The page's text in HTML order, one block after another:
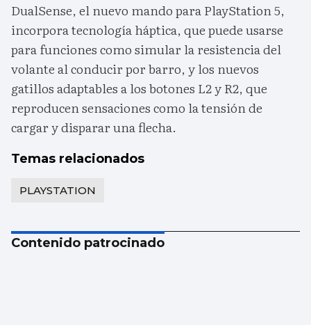
DualSense, el nuevo mando para PlayStation 5,
incorpora tecnología háptica, que puede usarse
para funciones como simular la resistencia del
volante al conducir por barro, y los nuevos
gatillos adaptables a los botones L2 y R2, que
reproducen sensaciones como la tensión de
cargar y disparar una flecha.
Temas relacionados
PLAYSTATION
Contenido patrocinado